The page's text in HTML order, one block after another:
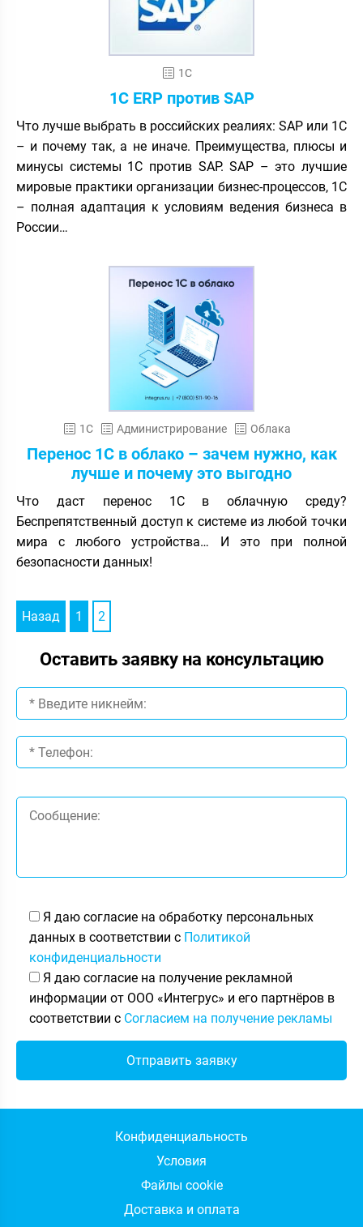
1С
1C ERP против SAP
Что лучше выбрать в российских реалиях: SAP или 1С
– и почему так, а не иначе. Преимущества, плюсы и
минусы системы 1С против SAP. SAP – это лучшие
мировые практики организации бизнес-процессов, 1С
– полная адаптация к условиям ведения бизнеса в
России…
1С Администрирование Облака
Перенос 1С в облако – зачем нужно, как
лучше и почему это выгодно
Что даст перенос 1С в облачную среду?
Беспрепятственный доступ к системе из любой точки
мира с любого устройства… И это при полной
безопасности данных!
Назад 1 2
Оставить заявку на консультацию
Я даю согласие на обработку персональных
данных в соответствии с Политикой
конфиденциальности
Я даю согласие на получение рекламной
информации от ООО «Интегрус» и его партнёров в
соответствии с Согласием на получение рекламы
Конфиденциальность
Условия
Файлы cookie
Доставка и оплата